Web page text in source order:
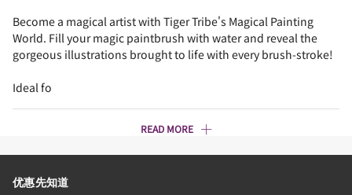
Become a magical artist with Tiger Tribe's Magical Painting
World. Fill your magic paintbrush with water and reveal the
gorgeous illustrations brought to life with every brush-stroke!
Ideal fo
READ MORE
优惠先知道